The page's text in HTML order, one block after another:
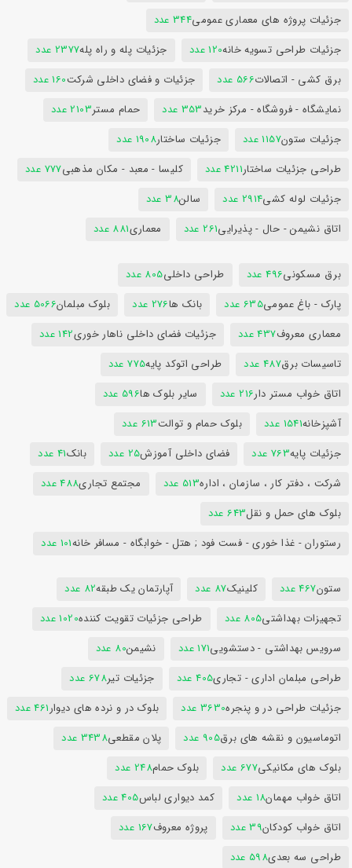
جزئیات پروژه های معماری عمومی344 عدد
جزئیات طراحی تسویه خانه120 عدد جزئیات پله و راه پله2377 عدد
برق کشی - اتصالات566 عدد جزئیات و فضای داخلی شرکت160 عدد
نمایشگاه - فروشگاه - مرکز خرید353 عدد حمام مستر2103 عدد
جزئیات ستون1157 عدد جزئیات ساختار1908 عدد
طراحی جزئیات ساختار4211 عدد کلیسا - معبد - مکان مذهبی777 عدد
جزئیات لوله کشی2914 عدد سالن38 عدد
اتاق نشیمن - حال - پذیرایی261 عدد معماری881 عدد
برق مسکونی496 عدد طراحی داخلی805 عدد
پارک - باغ عمومی635 عدد بانک ها276 عدد بلوک مبلمان5066 عدد
معماری معروف437 عدد جزئیات فضای داخلی ناهار خوری142 عدد
تاسیسات برق487 عدد طراحی اتوکد پایه775 عدد
اتاق خواب مستر دار216 عدد سایر بلوک ها596 عدد
آشپزخانه1541 عدد بلوک حمام و توالت613 عدد
جزئیات پایه763 عدد فضای داخلی آموزش25 عدد بانک41 عدد
شرکت ، دفتر کار ، سازمان ، اداره513 عدد مجتمع تجاری488 عدد
بلوک های حمل و نقل643 عدد
رستوران - غذا خوری - فست فود ; هتل - خوابگاه - مسافر خانه101 عدد
ستون467 عدد کلینیک87 عدد آپارتمان یک طبقه82 عدد
تجهیزات بهداشتی805 عدد طراحی جزئیات تقویت کننده1020 عدد
سرویس بهداشتی - دستشویی171 عدد نشیمن80 عدد
طراحی مبلمان اداری - تجاری405 عدد جزئیات تیر678 عدد
جزئیات طراحی در و پنجره3630 عدد بلوک در و نرده های دیوار461 عدد
اتوماسیون و نقشه های برق905 عدد پلان مقطعی3438 عدد
بلوک های مکانیکی677 عدد بلوک حمام248 عدد
اتاق خواب مهمان18 عدد کمد دیواری لباس405 عدد
اتاق خواب کودکان39 عدد پروژه معروف167 عدد
طراحی سه بعدی598 عدد